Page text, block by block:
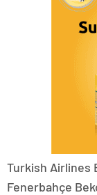
Turkish Airlines
Fenerbahçe